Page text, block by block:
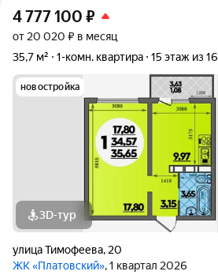
4 777 100 ₽
от 20 020 ₽ в месяц
35,7 м²
1-комн. квартира 15 этаж из 16
новостройка
3D-тур
улица Тимофеева, 20
ЖК «Платовский», 1 квартал 2026